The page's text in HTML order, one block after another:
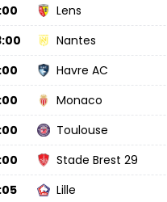
Lens
Nantes
Havre AC
Monaco
Toulouse
Stade Brest 29
Lille